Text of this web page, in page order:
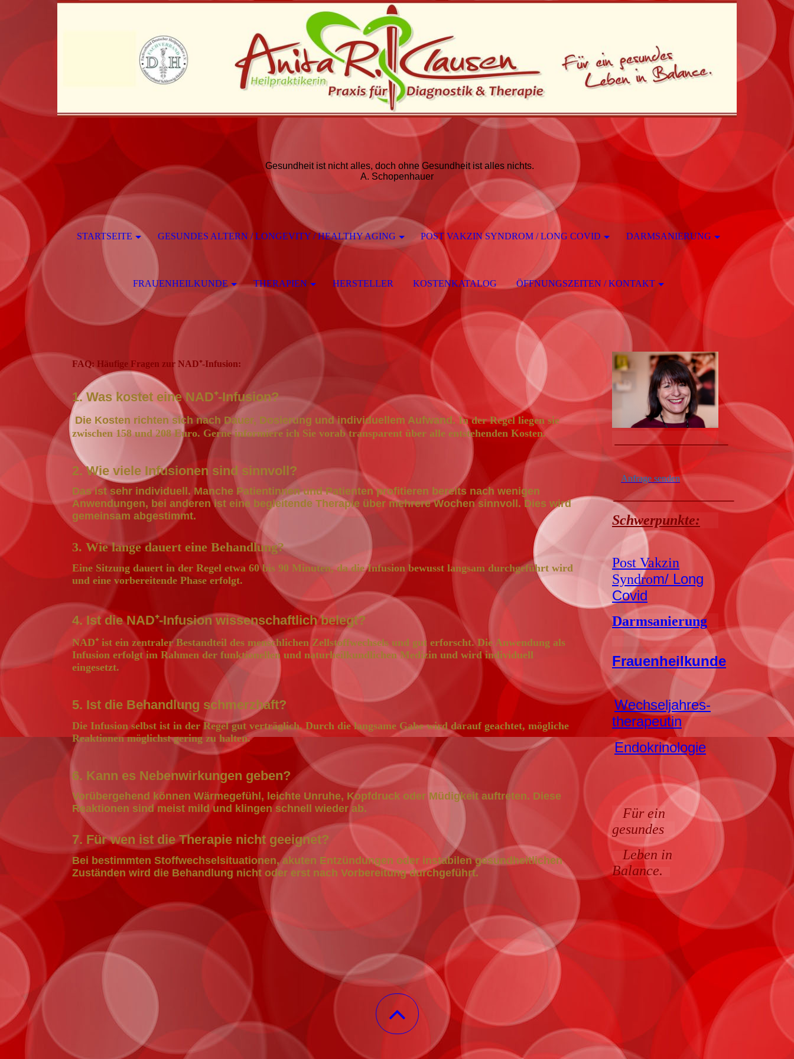
Gesundheit ist nicht alles, doch ohne Gesundheit ist alles nichts.
A. Schopenhauer
STARTSEITE GESUNDES ALTERN / LONGEVITY / HEALTHY AGING POST VAKZIN SYNDROM / LONG COVID DARMSANIERUNG
FRAUENHEILKUNDE THERAPIEN HERSTELLER KOSTENKATALOG ÖFFNUNGSZEITEN / KONTAKT
FAQ: Häufige Fragen zur NAD⁺-Infusion:
1. Was kostet eine NAD⁺-Infusion?
Die Kosten richten sich nach Dauer, Dosierung und individuellem Aufwand. In der Regel liegen sie
zwischen 158 und 208 Euro. Gerne informiere ich Sie vorab transparent über alle entstehenden Kosten.
2. Wie viele Infusionen sind sinnvoll?
Das ist sehr individuell. Manche Patientinnen und Patienten profitieren bereits nach wenigen
Anwendungen, bei anderen ist eine begleitende Therapie über mehrere Wochen sinnvoll. Dies wird
gemeinsam abgestimmt.
3. Wie lange dauert eine Behandlung?
Eine Sitzung dauert in der Regel etwa 60 bis 90 Minuten, da die Infusion bewusst langsam durchgeführt wird
und eine vorbereitende Phase erfolgt.
4. Ist die NAD⁺-Infusion wissenschaftlich belegt?
NAD⁺ ist ein zentraler Bestandteil des menschlichen Zellstoffwechsels und gut erforscht. Die Anwendung als
Infusion erfolgt im Rahmen der funktionellen und naturheilkundlichen Medizin und wird individuell
eingesetzt.
5. Ist die Behandlung schmerzhaft?
Die Infusion selbst ist in der Regel gut verträglich. Durch die langsame Gabe wird darauf geachtet, mögliche
Reaktionen möglichst gering zu halten.
6. Kann es Nebenwirkungen geben?
Vorübergehend können Wärmegefühl, leichte Unruhe, Kopfdruck oder Müdigkeit auftreten. Diese
Reaktionen sind meist mild und klingen schnell wieder ab.
7. Für wen ist die Therapie nicht geeignet?
Bei bestimmten Stoffwechselsituationen, akuten Entzündungen oder instabilen gesundheitlichen
Zuständen wird die Behandlung nicht oder erst nach Vorbereitung durchgeführt.
________________
Anfrage senden
_________________
Schwerpunkte:
Post Vakzin
Syndrom/ Long
Covid
Darmsanierung
Frauenheilkunde
Wechseljahres-
therapeutin
Endokrinologie
Für ein
gesundes
Leben in
Balance.